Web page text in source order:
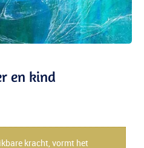
en kind
kracht, vormt het